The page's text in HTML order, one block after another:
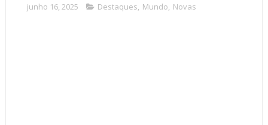
junho 16, 2025 Destaques, Mundo, Novas